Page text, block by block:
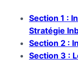
Section 1 :
Stratégie
Section 2 :
Section 3 :